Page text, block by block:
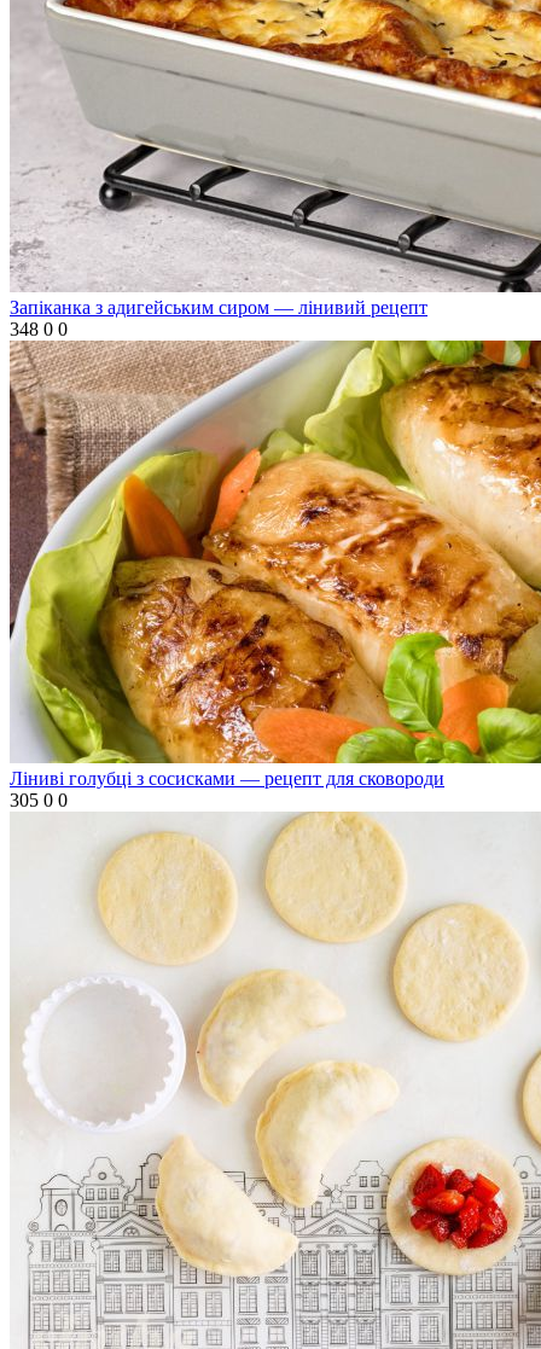
Запіканка з адигейським сиром — лінивий рецепт
348 0 0
Ліниві голубці з сосисками — рецепт для сковороди
305 0 0